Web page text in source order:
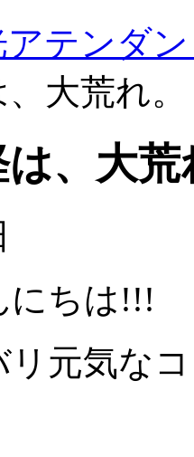
テンダ
大荒れ。
、大荒
にちは!!!
リ元気な